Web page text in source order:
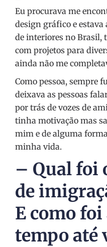
Eu procurava me
design gráfico e estava
de interiores no Brasil,
com projetos para
ainda não me
Como pessoa, sempre
deixava as pessoas
por trás de vozes de
tinha motivação mas
mim e de alguma
minha vida.
– Qual foi
de
E como
tempo até